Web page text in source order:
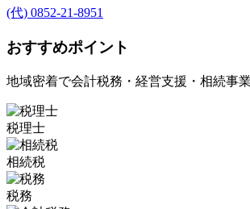
(代) 0852-21-8951
おすすめポイント
地域密着で会計税務・経営支援・相続事
税理士
相続税
税務